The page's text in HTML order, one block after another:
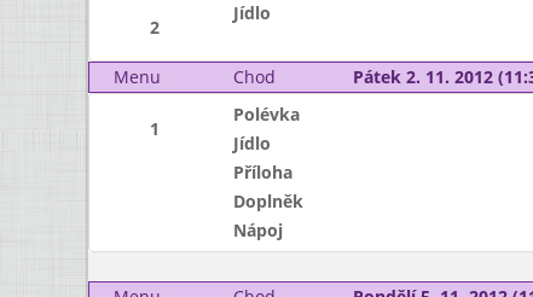
2
Jídlo
Menu Chod Pátek 2. 11. 2012
1
Polévka
Jídlo
Příloha
Doplněk
Nápoj